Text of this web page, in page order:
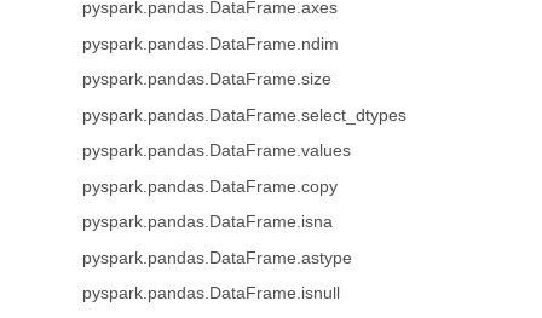
pyspark.pandas.DataFrame.axes
pyspark.pandas.DataFrame.ndim
pyspark.pandas.DataFrame.size
pyspark.pandas.DataFrame.select_dtypes
pyspark.pandas.DataFrame.values
pyspark.pandas.DataFrame.copy
pyspark.pandas.DataFrame.isna
pyspark.pandas.DataFrame.astype
pyspark.pandas.DataFrame.isnull